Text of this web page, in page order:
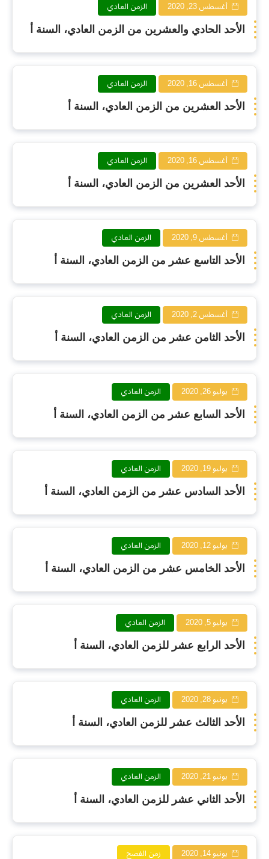
أغسطس 23, 2020 الزمن العادي
الأحد الحادي والعشرين من الزمن العادي، السنة أ
أغسطس 16, 2020 الزمن العادي
الأحد العشرين من الزمن العادي، السنة أ
أغسطس 16, 2020 الزمن العادي
الأحد العشرين من الزمن العادي، السنة أ
أغسطس 9, 2020 الزمن العادي
الأحد التاسع عشر من الزمن العادي، السنة أ
أغسطس 2, 2020 الزمن العادي
الأحد الثامن عشر من الزمن العادي، السنة أ
يوليو 26, 2020 الزمن العادي
الأحد السابع عشر من الزمن العادي، السنة أ
يوليو 19, 2020 الزمن العادي
الأحد السادس عشر من الزمن العادي، السنة أ
يوليو 12, 2020 الزمن العادي
الأحد الخامس عشر من الزمن العادي، السنة أ
يوليو 5, 2020 الزمن العادي
الأحد الرابع عشر للزمن العادي، السنة أ
يونيو 28, 2020 الزمن العادي
الأحد الثالث عشر للزمن العادي، السنة أ
يونيو 21, 2020 الزمن العادي
الأحد الثاني عشر للزمن العادي، السنة أ
يونيو 14, 2020 زمن الفصح